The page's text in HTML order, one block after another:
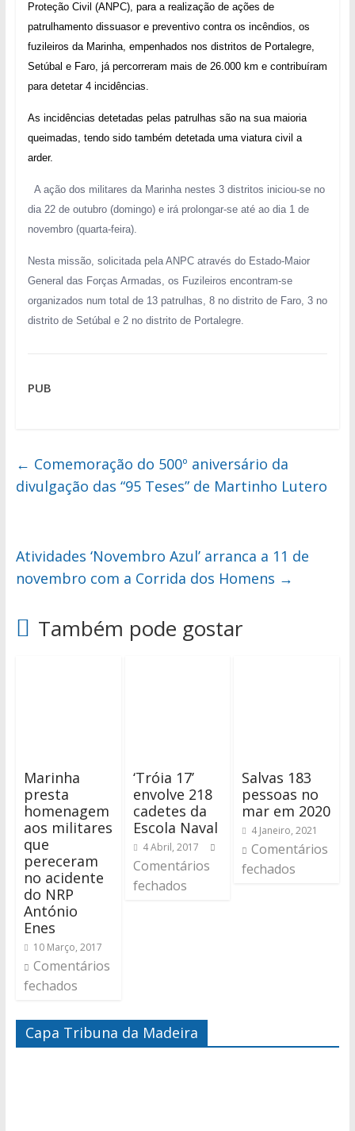
Proteção Civil (ANPC), para a realização de ações de
patrulhamento dissuasor e preventivo contra os incêndios, os
fuzileiros da Marinha, empenhados nos distritos de Portalegre,
Setúbal e Faro, já percorreram mais de 26.000 km e contribuíram
para detetar 4 incidências.
As incidências detetadas pelas patrulhas são na sua maioria
queimadas, tendo sido também detetada uma viatura civil a
arder.
A ação dos militares da Marinha nestes 3 distritos iniciou-se no
dia 22 de outubro (domingo) e irá prolongar-se até ao dia 1 de
novembro (quarta-feira).
Nesta missão, solicitada pela ANPC através do Estado-Maior
General das Forças Armadas, os Fuzileiros encontram-se
organizados num total de 13 patrulhas, 8 no distrito de Faro, 3 no
distrito de Setúbal e 2 no distrito de Portalegre.
PUB
← Comemoração do 500º aniversário da
divulgação das “95 Teses” de Martinho Lutero
Atividades ‘Novembro Azul’ arranca a 11 de
novembro com a Corrida dos Homens →
Também pode gostar
Marinha
presta
homenagem
aos militares
que
pereceram
no acidente
do NRP
António
Enes
10 Março, 2017
Comentários
fechados
‘Tróia 17’
envolve 218
cadetes da
Escola Naval
4 Abril, 2017
Comentários
fechados
Salvas 183
pessoas no
mar em 2020
4 Janeiro, 2021
Comentários
fechados
Capa Tribuna da Madeira